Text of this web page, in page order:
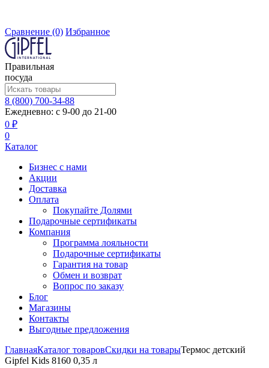
Сравнение (0) Избранное
Правильная
посуда
8 (800) 700-34-88
Ежедневно: с 9-00 до 21-00
0 ₽
0
Каталог
Бизнес с нами
Акции
Доставка
Оплата
Покупайте Долями
Подарочные сертификаты
Компания
Программа лояльности
Подарочные сертификаты
Гарантия на товар
Обмен и возврат
Вопрос по заказу
Блог
Магазины
Контакты
Выгодные предложения
ГлавнаяКаталог товаровСкидки на товарыТермос детский
Gipfel Kids 8160 0,35 л